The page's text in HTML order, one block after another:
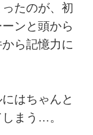
たのが、初
ンと頭から
ら記憶力に
はちゃんと
まう…。